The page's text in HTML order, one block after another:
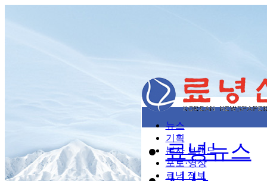
뉴스
기획
본사 브랜드
포토·영상
료녕 정보
료녕뉴스